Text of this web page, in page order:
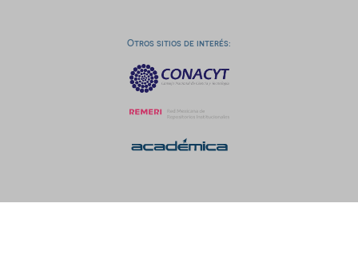
Otros sitios de interés: